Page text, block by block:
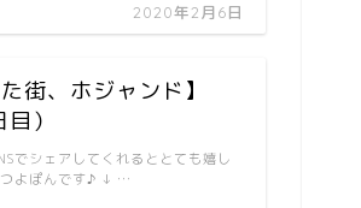
2020年2月6日
街、ホジャンド】
）
でシェアしてくれるととても嬉し
つよぽんです♪ ↓ …